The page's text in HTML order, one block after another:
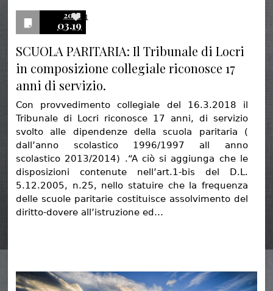
2018
03.19
1
SCUOLA PARITARIA: Il Tribunale di Locri
in composizione collegiale riconosce 17
anni di servizio.
Con provvedimento collegiale del 16.3.2018 il
Tribunale di Locri riconosce 17 anni, di servizio
svolto alle dipendenze della scuola paritaria (
dall’anno scolastico 1996/1997 all anno
scolastico 2013/2014) .“A ciò si aggiunga che le
disposizioni contenute nell’art.1-bis del D.L.
5.12.2005, n.25, nello statuire che la frequenza
delle scuole paritarie costituisce assolvimento del
diritto-dovere all’istruzione ed…